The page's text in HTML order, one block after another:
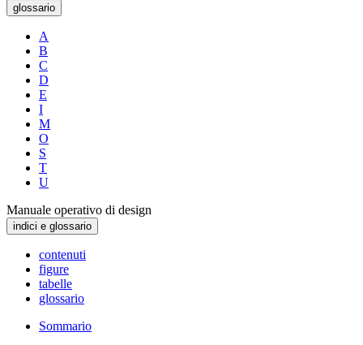
glossario
A
B
C
D
E
I
M
O
S
T
U
Manuale operativo di design
indici e glossario
contenuti
figure
tabelle
glossario
Sommario